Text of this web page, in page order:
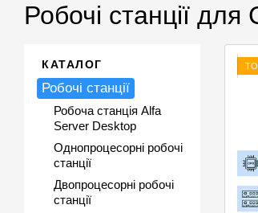
Робочі станції для
КАТАЛОГ
Робочі станції
Робоча станція Alfa
Server Desktop
Однопроцесорні робочі
станції
Двопроцесорні робочі
станції